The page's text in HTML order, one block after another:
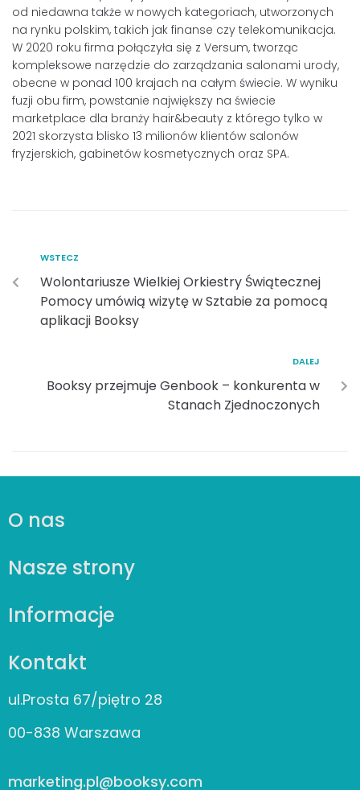
od niedawna także w nowych kategoriach, utworzonych
na rynku polskim, takich jak finanse czy telekomunikacja.
W 2020 roku firma połączyła się z Versum, tworząc
kompleksowe narzędzie do zarządzania salonami urody,
obecne w ponad 100 krajach na całym świecie. W wyniku
fuzji obu firm, powstanie największy na świecie
marketplace dla branży hair&beauty z którego tylko w
2021 skorzysta blisko 13 milionów klientów salonów
fryzjerskich, gabinetów kosmetycznych oraz SPA.
WSTECZ
Wolontariusze Wielkiej Orkiestry Świątecznej
Pomocy umówią wizytę w Sztabie za pomocą
aplikacji Booksy
DALEJ
Booksy przejmuje Genbook – konkurenta w
Stanach Zjednoczonych
O nas
Nasze strony
Informacje
Kontakt
ul.Prosta 67/piętro 28
00-838 Warszawa
marketing.pl@booksy.com